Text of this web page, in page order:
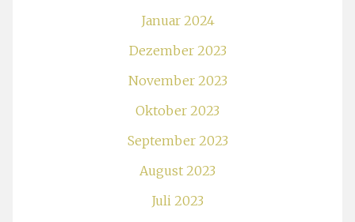
Januar 2024
Dezember 2023
November 2023
Oktober 2023
September 2023
August 2023
Juli 2023